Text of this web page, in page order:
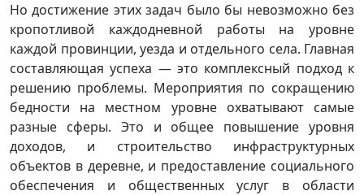
Но достижение этих задач было бы невозможно без
кропотливой каждодневной работы на уровне
каждой провинции, уезда и отдельного села. Главная
составляющая успеха — это комплексный подход к
решению проблемы. Мероприятия по сокращению
бедности на местном уровне охватывают самые
разные сферы. Это и общее повышение уровня
доходов, и строительство инфраструктурных
объектов в деревне, и предоставление социального
обеспечения и общественных услуг в области